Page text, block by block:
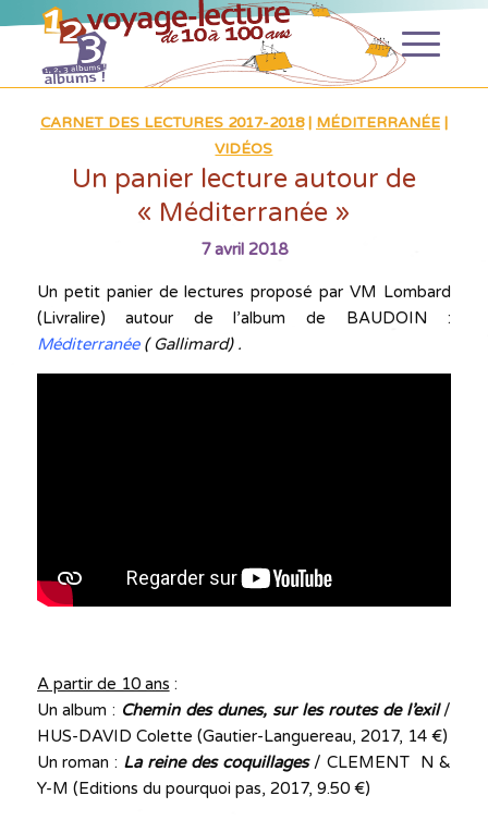
CARNET DES LECTURES 2017-2018| MÉDITERRANÉE|
VIDÉOS
Un panier lecture autour de
« Méditerranée »
7 avril 2018
Un petit panier de lectures proposé par VM Lombard
(Livralire) autour de l’album de BAUDOIN :
Méditerranée( Gallimard) .
A partir de 10 ans :
Un album : Chemin des dunes, sur les routes de l’exil /
HUS-DAVID Colette (Gautier-Languereau, 2017, 14 €)
Un roman : La reine des coquillages/ CLEMENT N &
Y-M (Editions du pourquoi pas, 2017, 9.50 €)